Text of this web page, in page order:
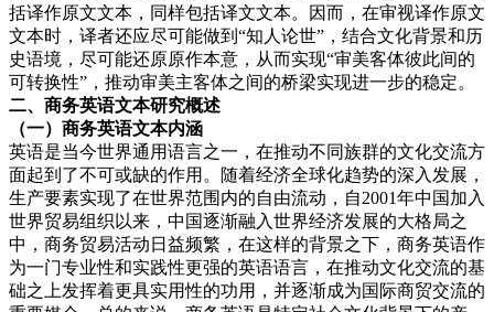
括译作原文文本，同样包括译文文本。因而，在审视译作原文
文本时，译者还应尽可能做到“知人论世”，结合文化背景和历
史语境，尽可能还原原作本意，从而实现“审美客体彼此间的
可转换性”，推动审美主客体之间的桥梁实现进一步的稳定。
二、商务英语文本研究概述
（一）商务英语文本内涵
英语是当今世界通用语言之一，在推动不同族群的文化交流方
面起到了不可或缺的作用。随着经济全球化趋势的深入发展，
生产要素实现了在世界范围内的自由流动，自2001年中国加入
世界贸易组织以来，中国逐渐融入世界经济发展的大格局之
中，商务贸易活动日益频繁，在这样的背景之下，商务英语作
为一门专业性和实践性更强的英语语言，在推动文化交流的基
础之上发挥着更具实用性的功用，并逐渐成为国际商贸交流的